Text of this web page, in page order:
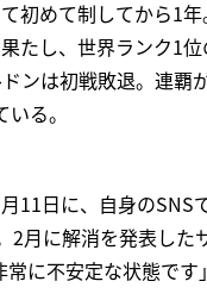
初めて制してから1
たし、世界ランク1
ンは初戦敗退。連覇
る。
11日に、自身の
2月に解消を発表し
に不安定な状態です